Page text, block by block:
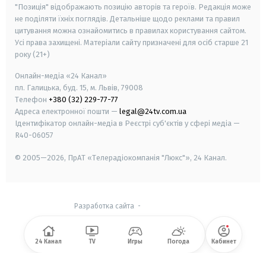
"Позиція" відображають позицію авторів та героїв. Редакція може
не поділяти їхніх поглядів. Детальніше щодо реклами та правил
цитування можна ознайомитись в правилах користування сайтом.
Усі права захищені. Матеріали сайту призначені для осіб старше 21
року (21+)
Онлайн-медіа «24 Канал»
пл. Галицька, буд. 15, м. Львів, 79008
Телефон +380 (32) 229-77-77
Адреса електронної пошти — legal@24tv.com.ua
Ідентифікатор онлайн-медіа в Реєстрі суб'єктів у сфері медіа —
R40-06057
© 2005—2026, ПрАТ «Телерадіокомпанія "Люкс"», 24 Канал.
Разработка сайта -
24 Канал TV Игры Погода Кабинет